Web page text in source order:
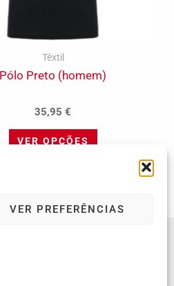
VER PREFERÊNCIAS
Têxtil
Pólo Preto (homem)
35,95 €
VER OPÇÕES